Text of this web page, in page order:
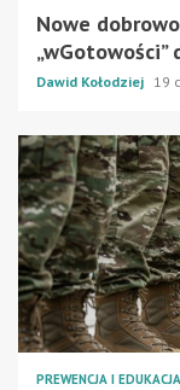
Nowe
Dawid Kołodziej 19
PREWENCJA I